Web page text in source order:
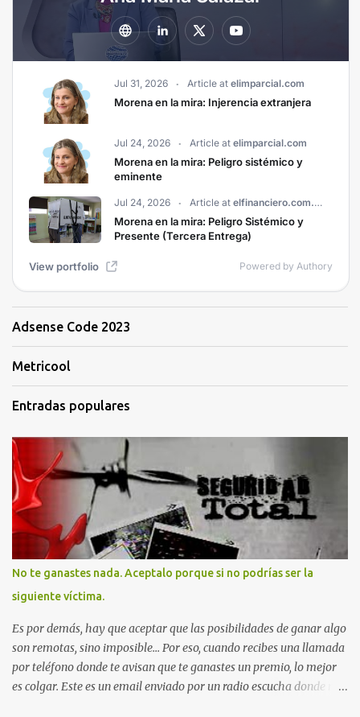
Adsense Code 2023
Metricool
Entradas populares
No te ganastes nada. Aceptalo porque si no podrías ser la
siguiente víctima.
Es por demás, hay que aceptar que las posibilidades de ganar algo
son remotas, sino imposible... Por eso, cuando recibes una llamada
por teléfono donde te avisan que te ganastes un premio, lo mejor
es colgar. Este es un email enviado por un radio escucha donde nos